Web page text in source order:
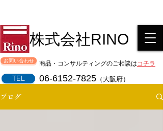
株式会社RINO
お問い合わせ 商品・コンサルティングのご相談はコチラ
TEL 06-6152-7825 （大阪府）
ブログ